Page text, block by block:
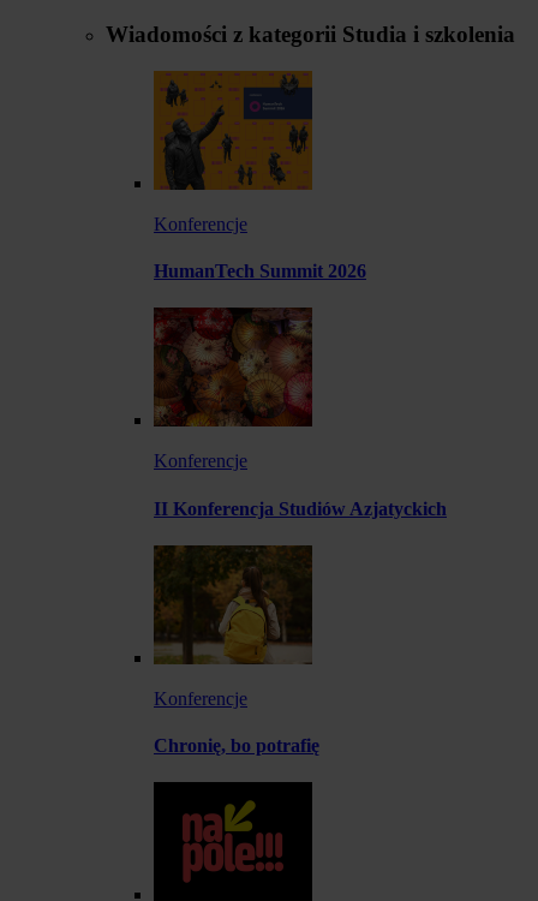
Wiadomości z kategorii Studia i szkolenia
Konferencje
HumanTech Summit 2026
Konferencje
II Konferencja Studiów Azjatyckich
Konferencje
Chronię, bo potrafię